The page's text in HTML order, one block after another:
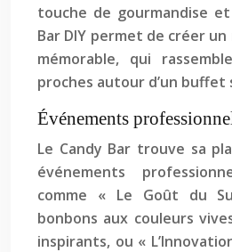
touche de gourmandise
Bar DIY permet de créer
mémorable, qui
proches autour d’un buffet
Événements
Le Candy Bar trouve sa
événements
comme « Le Goût du
bonbons aux couleurs
inspirants, ou «